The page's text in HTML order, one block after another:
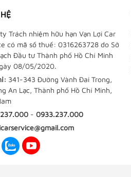
Trách nhiệm hữu hạn Vạn Lợi Car
có mã số thuế: 0316263728 do Sở
Đầu tư Thành phố Hồ Chí Minh
08/05/2020.
341-343 Đường Vành Đai Trong,
An Lạc, Thành phố Hồ Chí Minh,
- 0933.237.000